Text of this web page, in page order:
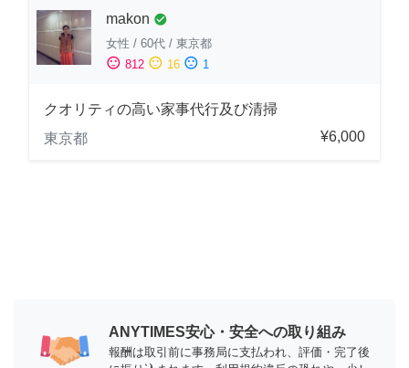
makon check_circle
女性 / 60代 / 東京都
sentiment_satisfied 812 sentiment_neutral 16 sentiment_dissatisfied 1
クオリティの高い家事代行及び清掃
東京都
¥6,000
ANYTIMES安心・安全への取り組み
報酬は取引前に事務局に支払われ、評価・完了後